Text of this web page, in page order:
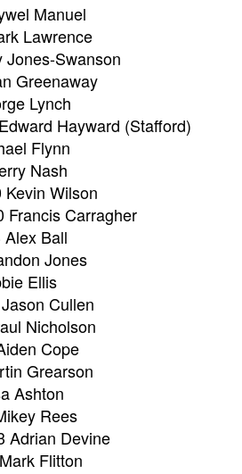
Manuel
Lawrence
Jones-Swanson
Greenaway
Lynch
Hayward (Stafford)
Flynn
Nash
Wilson
Francis Carragher
Ball
Jones
Ellis
Cullen
Nicholson
Cope
Grearson
Ashton
Rees
Adrian Devine
Flitton